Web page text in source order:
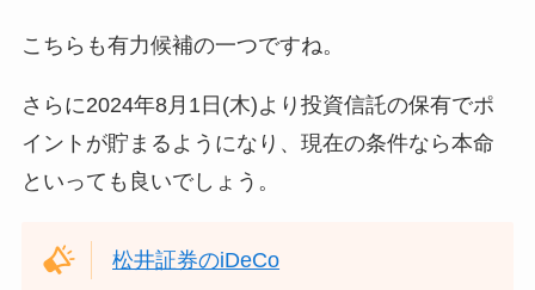
こちらも有力候補の一つですね。
さらに2024年8月1日(木)より投資信託の保有でポ
イントが貯まるようになり、現在の条件なら本命
といっても良いでしょう。
松井証券のiDeCo